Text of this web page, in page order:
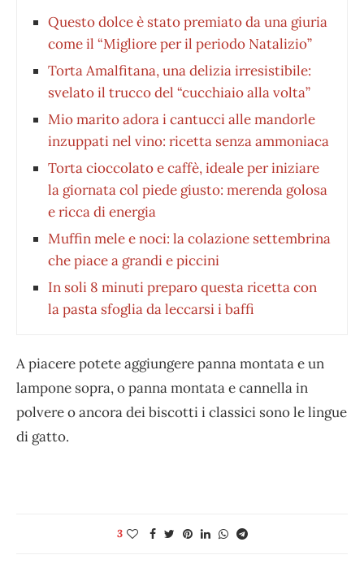
Questo dolce è stato premiato da una giuria
come il “Migliore per il periodo Natalizio”
Torta Amalfitana, una delizia irresistibile:
svelato il trucco del “cucchiaio alla volta”
Mio marito adora i cantucci alle mandorle
inzuppati nel vino: ricetta senza ammoniaca
Torta cioccolato e caffè, ideale per iniziare
la giornata col piede giusto: merenda golosa
e ricca di energia
Muffin mele e noci: la colazione settembrina
che piace a grandi e piccini
In soli 8 minuti preparo questa ricetta con
la pasta sfoglia da leccarsi i baffi
A piacere potete aggiungere panna montata e un
lampone sopra, o panna montata e cannella in
polvere o ancora dei biscotti i classici sono le lingue
di gatto.
3